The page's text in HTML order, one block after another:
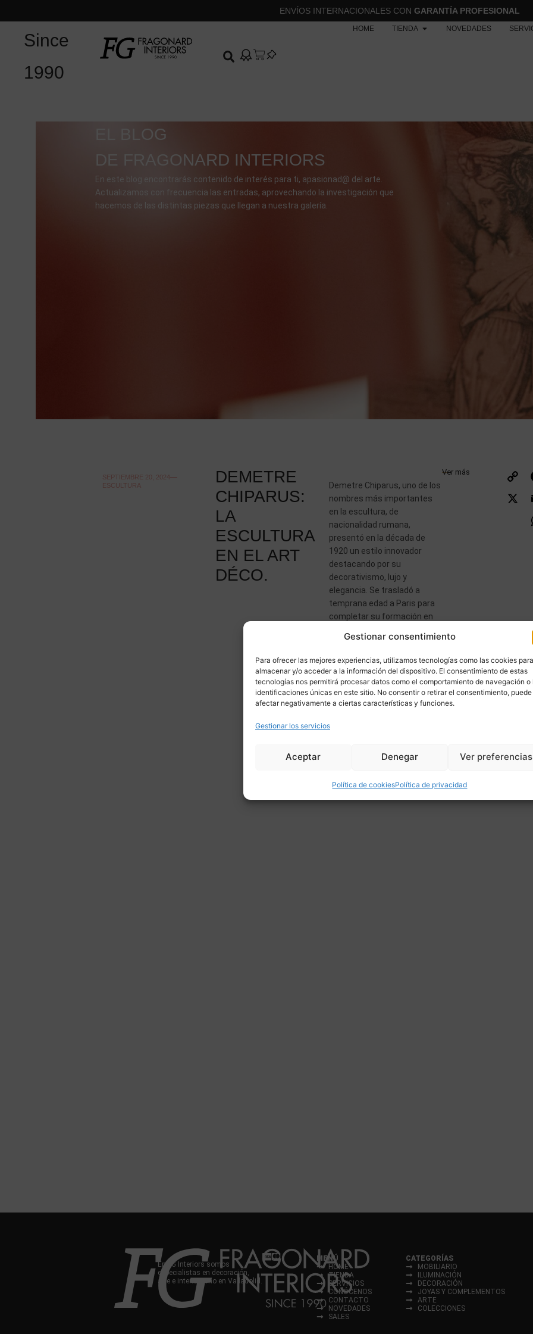
Gestionar consentimiento
Para ofrecer las mejores experiencias, utilizamos tecnologías como las cookies para
almacenar y/o acceder a la información del dispositivo. El consentimiento de estas
tecnologías nos permitirá procesar datos como el comportamiento de navegación o
identificaciones únicas en este sitio. No consentir o retirar el consentimiento, puede
afectar negativamente a ciertas características y funciones.
Gestionar los servicios
Aceptar Denegar Ver preferencias
Política de cookiesPolítica de privacidad
ENVÍOS INTERNACIONALES CON GARANTÍA PROFESIONAL
Since
1990
HOME TIENDA NOVEDADES
EL BLOG
DE FRAGONARD INTERIORS
En este blog encontrarás contenido de interés para ti, apasionad@ del arte.
Actualizamos con frecuencia las entradas, aprovechando la investigación que
hacemos de las distintas piezas que llegan a nuestra galería.
SEPTIEMBRE 20, 2024
ESCULTURA
DEMETRE
CHIPARUS:
LA
ESCULTURA
EN EL ART
DÉCO.
Demetre Chiparus, uno de los
nombres más importantes
en la escultura, de
nacionalidad rumana,
presentó en la década de
1920 un estilo innovador
destacando por su
decorativismo, lujo y
elegancia. Se trasladó a
temprana edad a Paris para
completar su formación en
perfeccionó sus habilidades
y comenzó a desarrollar su
propio […]
Ver más
En FG Interiors somos
especialistas en decoración,
arte e interiorismo en Valladolid.
MENÚ
HOME
TIENDA
SERVICIOS
CONÓCENOS
CONTACTO
NOVEDADES
SALES
CATEGORÍAS
MOBILIARIO
ILUMINACIÓN
DECORACIÓN
JOYAS Y COMPLEMENTOS
ARTE
COLECCIONES